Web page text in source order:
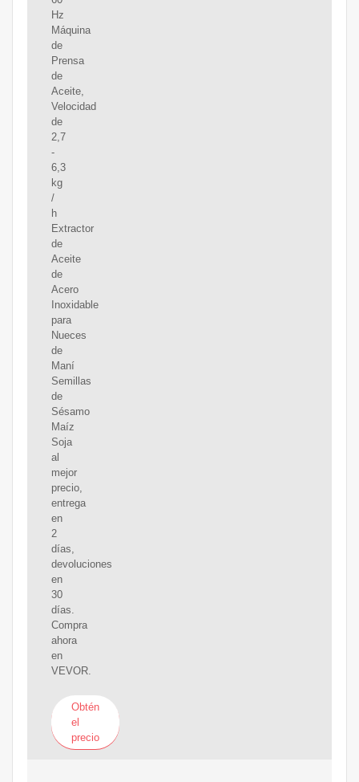
Hz
Máquina
de
Prensa
de
Aceite,
Velocidad
de
2,7
-
6,3
kg
/
h
Extractor
de
Aceite
de
Acero
Inoxidable
para
Nueces
de
Maní
Semillas
de
Sésamo
Maíz
Soja
al
mejor
precio,
entrega
en
2
días,
devoluciones
en
30
días.
Compra
ahora
en
VEVOR.
Obtén
el
precio